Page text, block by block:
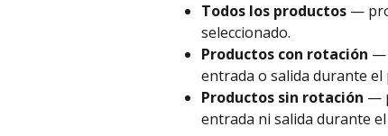
Todos los productos —
seleccionado.
Productos con rotación —
entrada o salida durante el
Productos sin rotación —
entrada ni salida durante